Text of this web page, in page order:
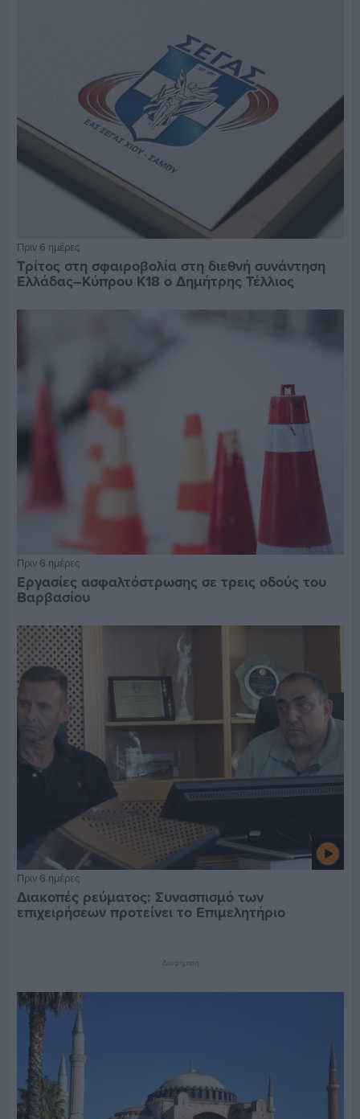
Πριν 6 ημέρες
Τρίτος στη σφαιροβολία στη διεθνή συνάντηση
Ελλάδας–Κύπρου Κ18 ο Δημήτρης Τέλλιος
Πριν 6 ημέρες
Εργασίες ασφαλτόστρωσης σε τρεις οδούς του
Βαρβασίου
Πριν 6 ημέρες
Διακοπές ρεύματος: Συνασπισμό των
επιχειρήσεων προτείνει το Επιμελητήριο
Διαφήμιση